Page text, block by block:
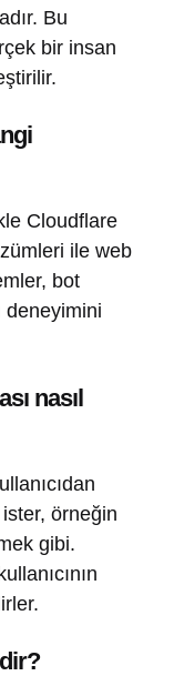
Bu
bir insan
Cloudflare
ile web
bot
deneyimini
nasıl
örneğin
gibi.